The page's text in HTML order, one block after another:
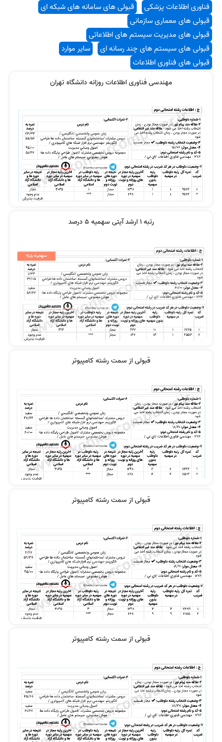
فناوری اطلاعات پزشکی
قبولی های سامانه های شبکه ای
قبولی های معماری سازمانی
قبولی های مدیریت سیستم های اطلاعاتی
قبولی های سیستم های چند رسانه ای
سایر موارد
قبولی های فناوری اطلاعات
مهندسی فناوری اطلاعات روزانه دانشگاه تهران
رتبه 1 ارشد آیتی سهمیه 5 درصد
قبولی از سمت رشته کامپیوتر
قبولی از سمت رشته کامپیوتر
قبولی از سمت رشته کامپیوتر